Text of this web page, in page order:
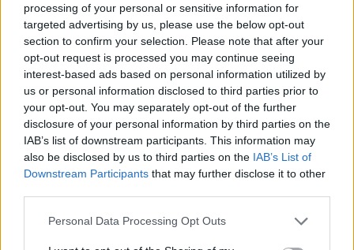
processing of your personal or sensitive information for
targeted advertising by us, please use the below opt-out
section to confirm your selection. Please note that after your
opt-out request is processed you may continue seeing
interest-based ads based on personal information utilized by
us or personal information disclosed to third parties prior to
your opt-out. You may separately opt-out of the further
disclosure of your personal information by third parties on the
IAB’s list of downstream participants. This information may
also be disclosed by us to third parties on the IAB’s List of
Downstream Participants that may further disclose it to other
Personal Data Processing Opt Outs
MOTOR GREEN
Τα πρώτα αυτοκίνητα υδρογόνου ταξινομήθηκαν